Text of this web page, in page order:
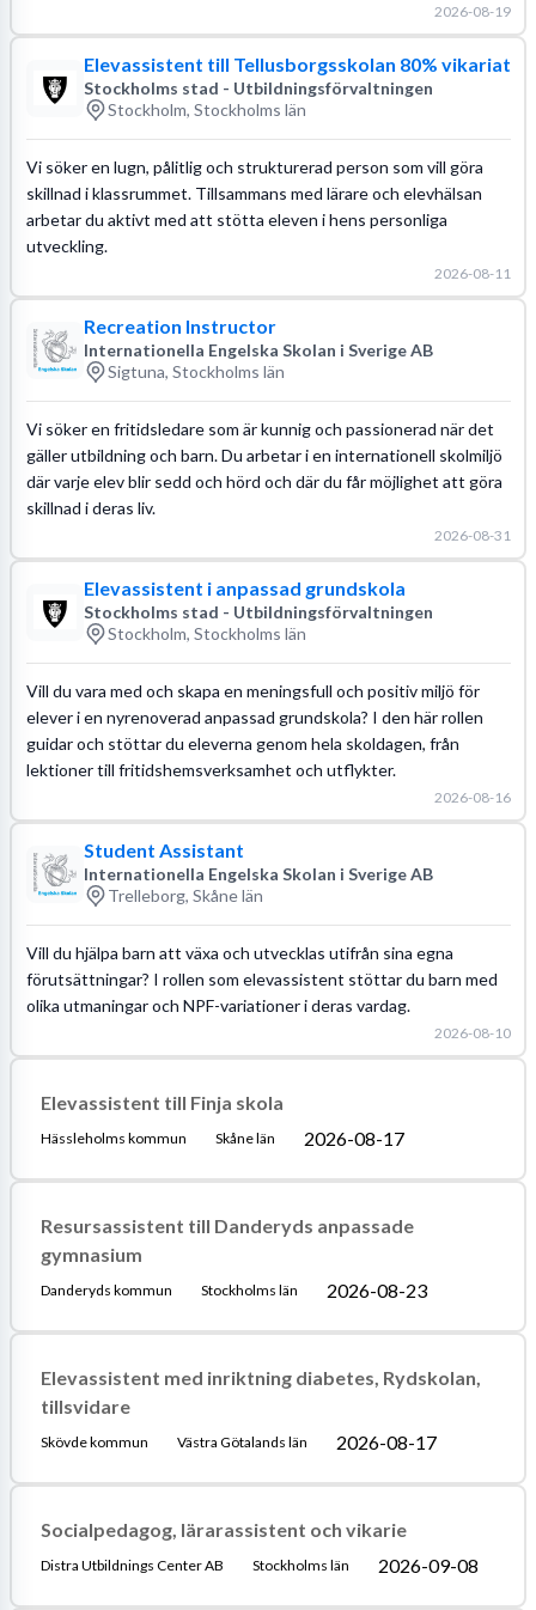
2026-08-19
Elevassistent till Tellusborgsskolan 80% vikariat
Stockholms stad - Utbildningsförvaltningen
Stockholm, Stockholms län
Vi söker en lugn, pålitlig och strukturerad person som vill göra
skillnad i klassrummet. Tillsammans med lärare och elevhälsan
arbetar du aktivt med att stötta eleven i hens personliga
utveckling.
2026-08-11
Recreation Instructor
Internationella Engelska Skolan i Sverige AB
Sigtuna, Stockholms län
Vi söker en fritidsledare som är kunnig och passionerad när det
gäller utbildning och barn. Du arbetar i en internationell skolmiljö
där varje elev blir sedd och hörd och där du får möjlighet att göra
skillnad i deras liv.
2026-08-31
Elevassistent i anpassad grundskola
Stockholms stad - Utbildningsförvaltningen
Stockholm, Stockholms län
Vill du vara med och skapa en meningsfull och positiv miljö för
elever i en nyrenoverad anpassad grundskola? I den här rollen
guidar och stöttar du eleverna genom hela skoldagen, från
lektioner till fritidshemsverksamhet och utflykter.
2026-08-16
Student Assistant
Internationella Engelska Skolan i Sverige AB
Trelleborg, Skåne län
Vill du hjälpa barn att växa och utvecklas utifrån sina egna
förutsättningar? I rollen som elevassistent stöttar du barn med
olika utmaningar och NPF-variationer i deras vardag.
2026-08-10
Elevassistent till Finja skola
Hässleholms kommun Skåne län 2026-08-17
Resursassistent till Danderyds anpassade
gymnasium
Danderyds kommun Stockholms län 2026-08-23
Elevassistent med inriktning diabetes, Rydskolan,
tillsvidare
Skövde kommun Västra Götalands län 2026-08-17
Socialpedagog, lärarassistent och vikarie
Distra Utbildnings Center AB Stockholms län 2026-09-08